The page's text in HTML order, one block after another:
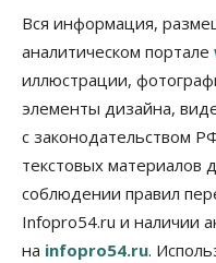
«бронировать» со
Авто Общество
Не катастрофа, а
новосибирской
заливать бензин
09 Августа 2026, 10:00
Работодатели
занятости почти 32
Вся информация,
аналитическом портале
иллюстрации,
элементы дизайна,
с законодательством
текстовых материалов
соблюдении правил
Infopro54.ru и наличии
на infopro54.ru.